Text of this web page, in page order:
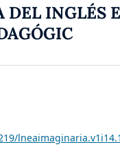
DEL INGLÉS